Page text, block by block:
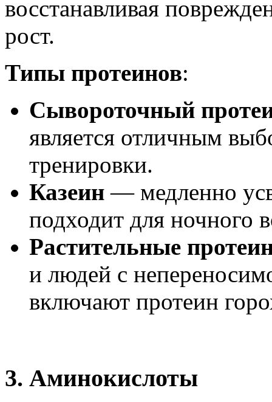
восстанавливая
рост.
Типы протеинов:
Сывороточный
является отличным
тренировки.
Казеин — медленно
подходит для ночного
Растительные
и людей с
включают протеин
3. Аминокислоты